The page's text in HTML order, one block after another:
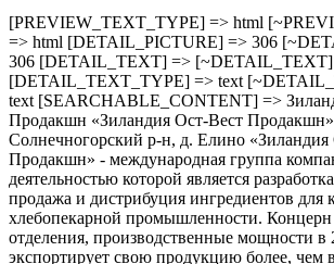
[PREVIEW_TEXT_TYPE] => html
=> html [DETAIL_PICTURE] => 306
306 [DETAIL_TEXT] =>
[DETAIL_TEXT_TYPE] => text
text [SEARCHABLE_CONTENT] =>
Продакшн «Зиландия Ост-Вест
Солнечногорский р-н, д. Елино «Зиландия
Продакшн» - международная группа
деятельностью которой является
продажа и дистрибуция ингредиентов для
хлебопекарной промышленности. Концерн
отделения, производственные мощности в
экспортирует свою продукцию более, чем